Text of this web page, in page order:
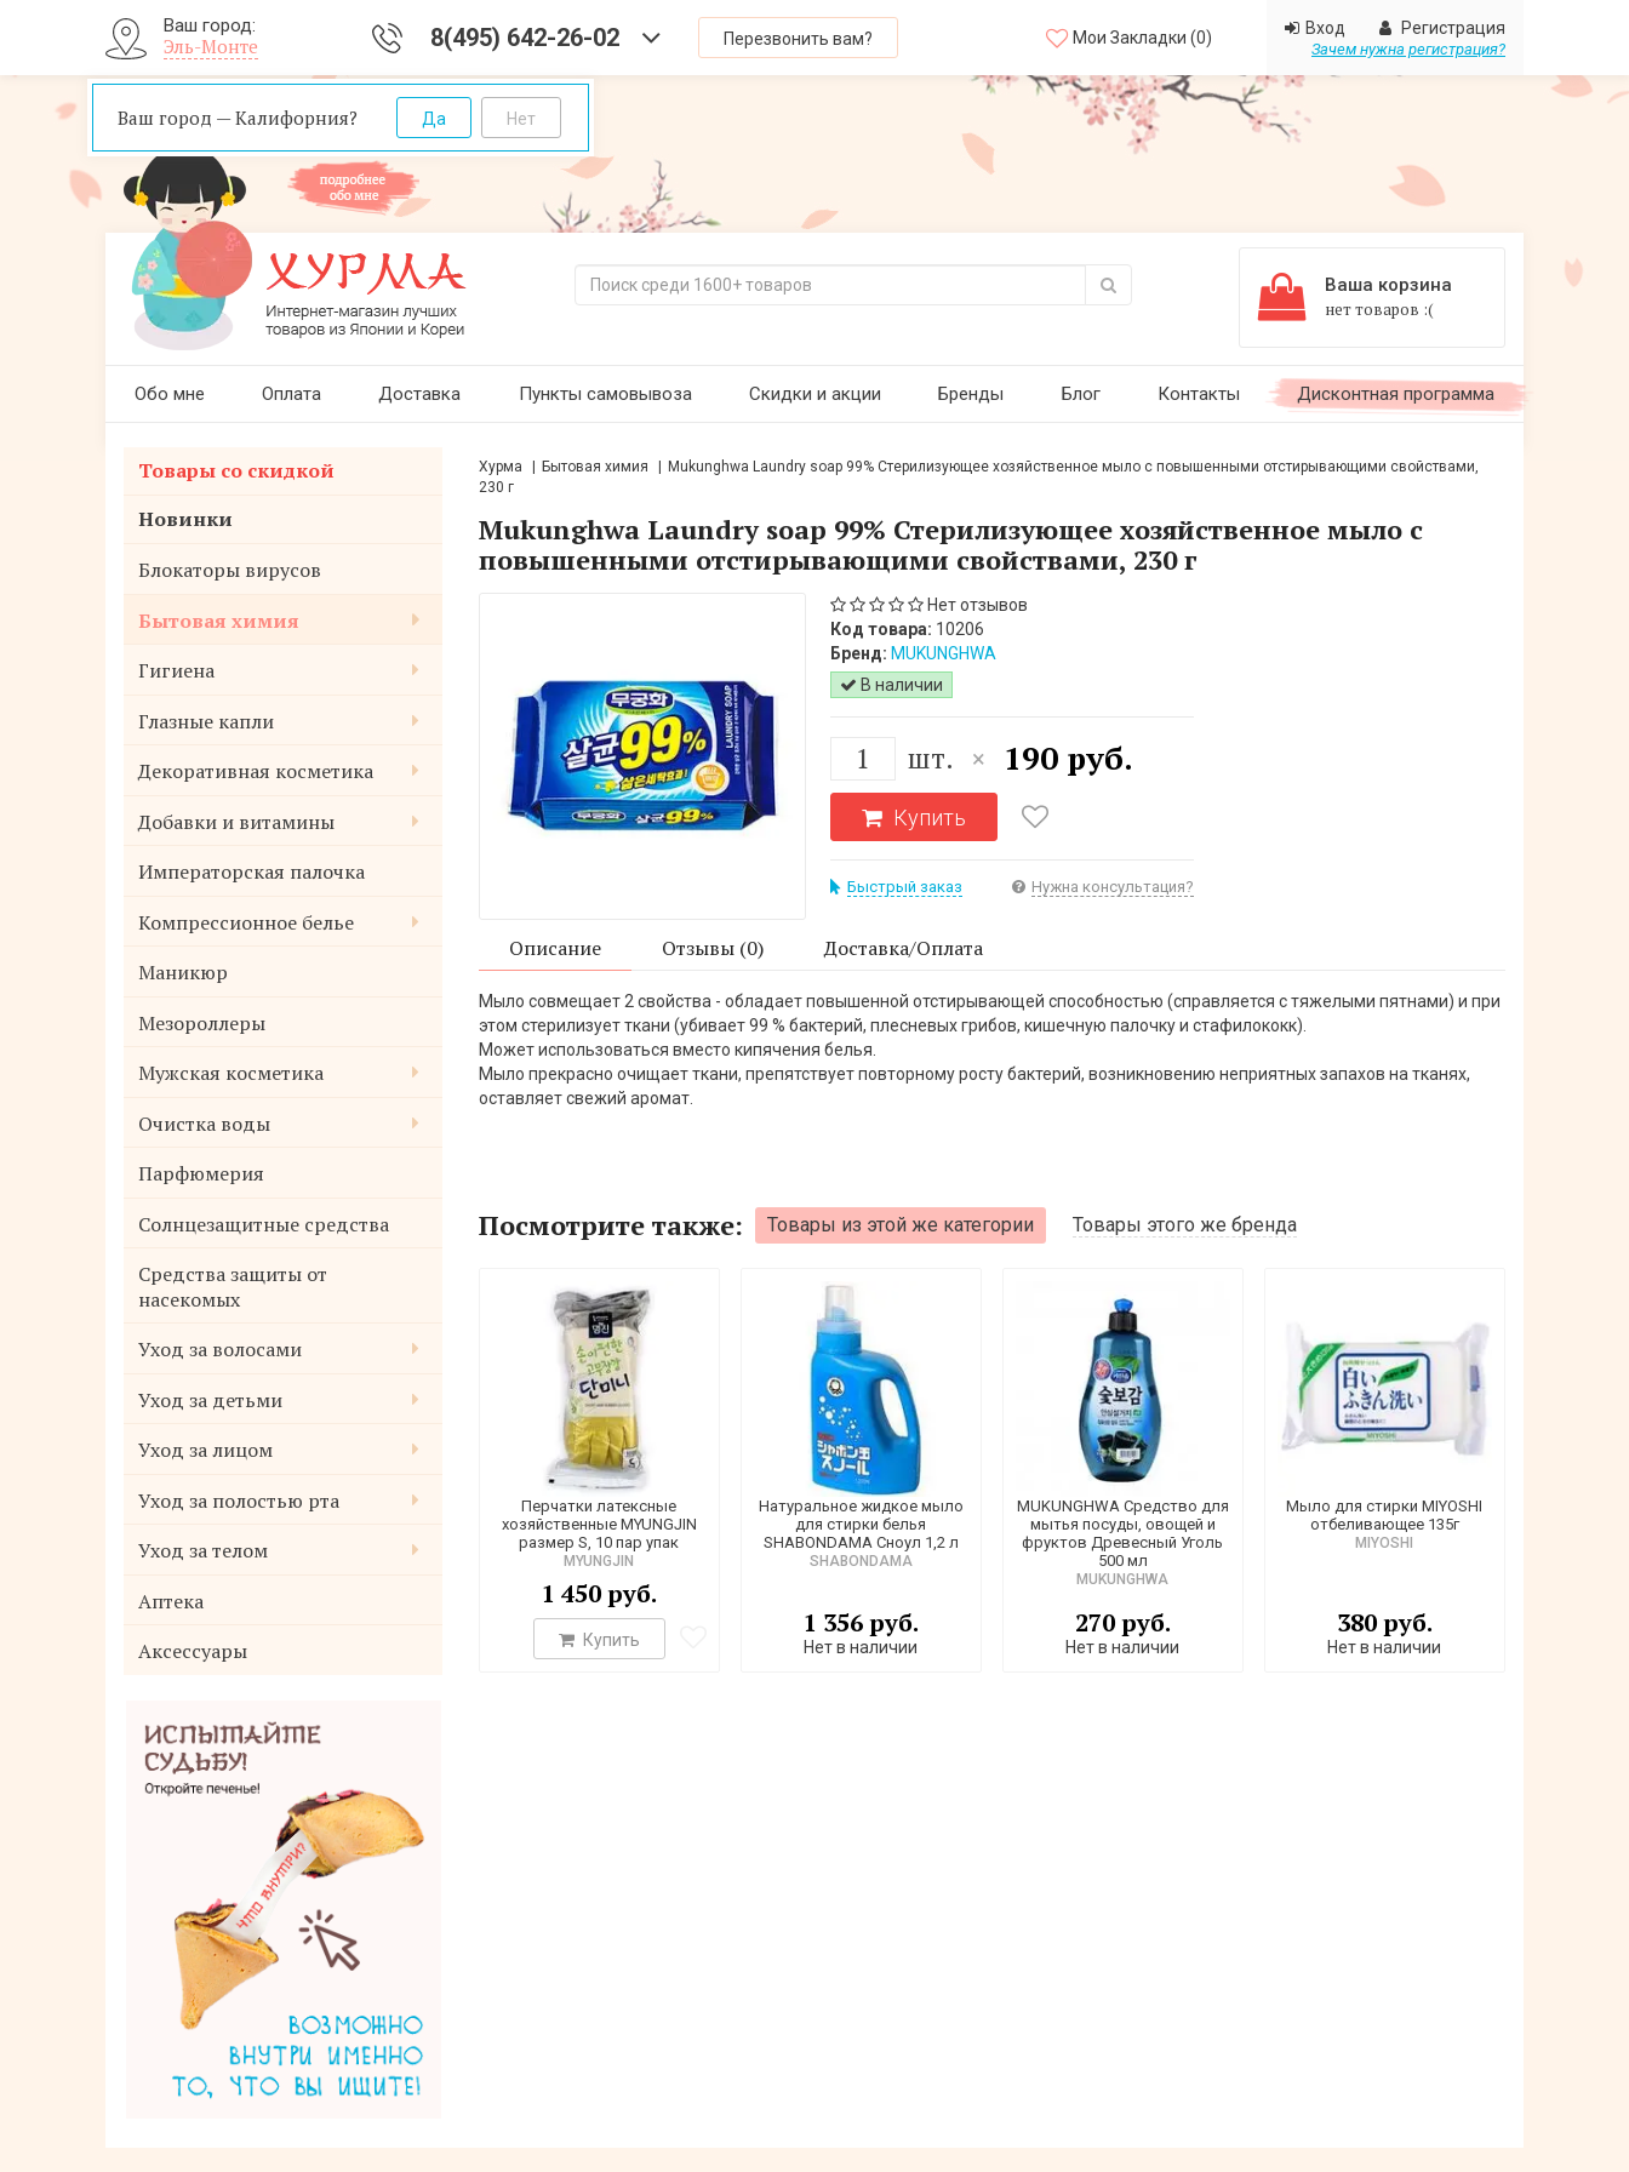
Ваш город:
Эль-Монте
Ваш город — Калифорния?
8(495) 642-26-02 Перезвонить вам? Мои Закладки (0)
Вход Регистрация
Зачем нужна регистрация?
Ваша корзина
нет товаров :(
Обо мне Оплата Доставка Пункты самовывоза Скидки и акции Бренды Блог Контакты Дисконтная программа
Товары со скидкой
Новинки
Блокаторы вирусов
Бытовая химия
Гигиена
Глазные капли
Декоративная косметика
Добавки и витамины
Императорская палочка
Компрессионное белье
Маникюр
Мезороллеры
Мужская косметика
Очистка воды
Парфюмерия
Солнцезащитные средства
Средства защиты от
насекомых
Уход за волосами
Уход за детьми
Уход за лицом
Уход за полостью рта
Уход за телом
Аптека
Аксессуары
Дезодорирующий гель для душа с
эффектом увлажнения с
гиалуроновой кислотой со сладким
цветочным ароматом SHISEIDO SENKA
Perfect Bubble 500 мл
1 400 руб.
900 руб.
Купить
Хурма Бытовая химия
Mukunghwa Laundry soap 99% Стерилизующее хозяйственное мыло с повышенными отстирывающими свойствами,
230 г
Mukunghwa Laundry soap 99% Стерилизующее хозяйственное мыло с
повышенными отстирывающими свойствами, 230 г
Нет отзывов
Код товара: 10206
Бренд: MUKUNGHWA
В наличии
шт. × 190 руб.
Купить
Быстрый заказ Нужна консультация?
Описание Отзывы (0) Доставка/Оплата
Мыло совмещает 2 свойства - обладает повышенной отстирывающей способностью (справляется с тяжелыми пятнами) и при
этом стерилизует ткани (убивает 99 % бактерий, плесневых грибов, кишечную палочку и стафилококк).
Может использоваться вместо кипячения белья.
Мыло прекрасно очищает ткани, препятствует повторному росту бактерий, возникновению неприятных запахов на тканях,
оставляет свежий аромат.
Посмотрите также: Товары из этой же категории Товары этого же бренда
Перчатки латексные
хозяйственные MYUNGJIN
размер S, 10 пар упак
MYUNGJIN
1 450 руб.
Купить
Натуральное жидкое мыло
для стирки белья
SHABONDAMA Сноул 1,2 л
SHABONDAMA
1 356 руб.
Нет в наличии
MUKUNGHWA Средство для
мытья посуды, овощей и
фруктов Древесный Уголь
500 мл
MUKUNGHWA
270 руб.
Нет в наличии
Мыло для стирки MIYOSHI
отбеливающее 135г
MIYOSHI
380 руб.
Нет в наличии